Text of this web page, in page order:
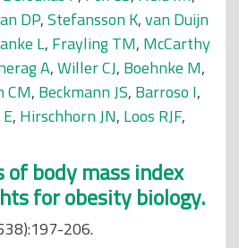
DP,Stefansson K,van Duijn
L, Frayling TM, McCarthy
A,Willer CJ, Boehnke M,
CM, Beckmann JS, Barroso I,
, Hirschhorn JN, Loos RJF,
of body mass index
for obesity biology.
206.